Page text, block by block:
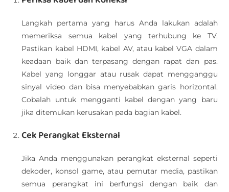
Langkah pertama yang harus Anda lakukan adalah
memeriksa semua kabel yang terhubung ke TV.
Pastikan kabel HDMI, kabel AV, atau kabel VGA dalam
keadaan baik dan terpasang dengan rapat dan pas.
Kabel yang longgar atau rusak dapat mengganggu
sinyal video dan bisa menyebabkan garis horizontal.
Cobalah untuk mengganti kabel dengan yang baru
jika ditemukan kerusakan pada bagian kabel.
Cek Perangkat Eksternal
Jika Anda menggunakan perangkat eksternal seperti
dekoder, konsol game, atau pemutar media, pastikan
semua perangkat ini berfungsi dengan baik dan